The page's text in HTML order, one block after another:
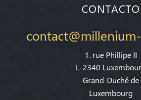
CONTACTO
1. rue Phillipe II
L-2340
Grand-Duché de
Luxembourg